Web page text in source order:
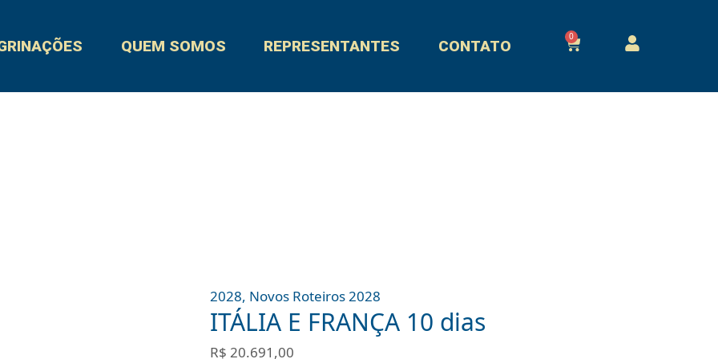
QUEM SOMOS REPRESENTANTES CONTATO
0
Cart
2028, Novos Roteiros 2028
ITÁLIA E FRANÇA 10 dias
R$ 20.691,00
FRANÇA